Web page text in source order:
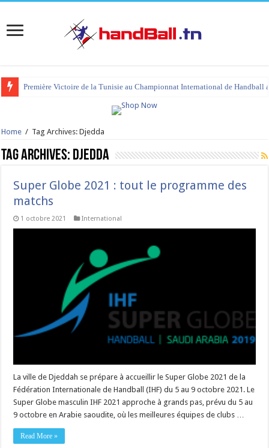
Première Victoire de la Tunisie au Championnat International de Handball
Home / Tag Archives: Djedda
Tag Archives: Djedda
Super Globe 2021 : tout le programme des
matchs
1 octobre 2021 International
La ville de Djeddah se prépare à accueillir le Super Globe 2021 de la
Fédération Internationale de Handball (IHF) du 5 au 9 octobre 2021. Le
Super Globe masculin IHF 2021 approche à grands pas, prévu du 5 au
9 octobre en Arabie saoudite, où les meilleures équipes de clubs …
Read More »